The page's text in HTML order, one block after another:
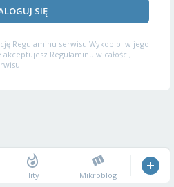
SIĘ
Regulaminu serwisu Wykop.pl w jego
Regulaminu w całości,
Hity Mikroblog